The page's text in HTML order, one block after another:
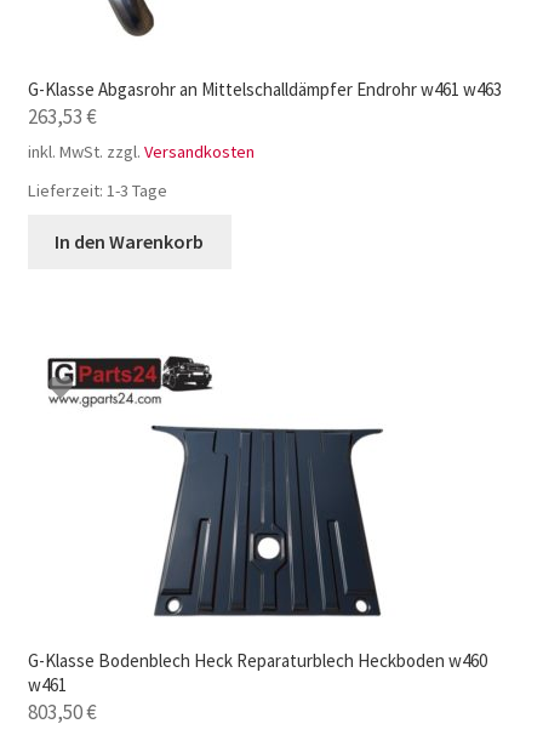
G-Klasse Abgasrohr an Mittelschalldämpfer Endrohr w461 w463
263,53€
inkl. MwSt. zzgl. Versandkosten
Lieferzeit: 1-3 Tage
In den Warenkorb
G-Klasse Bodenblech Heck Reparaturblech Heckboden w460
w461
803,50€